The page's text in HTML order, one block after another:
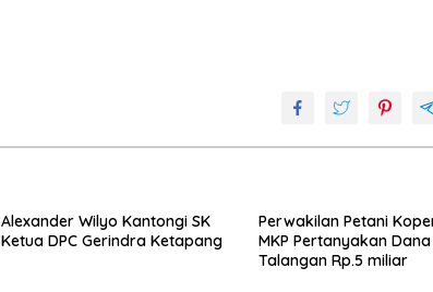
Alexander Wilyo Kantongi SK
Ketua DPC Gerindra Ketapang
Perwakilan Petani
MKP Pertanyakan Dana
Talangan Rp.5 miliar